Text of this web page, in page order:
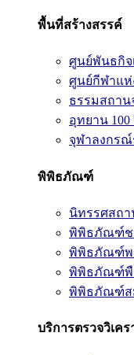
พื้นที่สร้างสรรค์
ศูนย์พันธกิจ
ศูนย์กีฬาแ
ธรรมสถา
อุทยาน 100
จุฬาลงกร
พิพิธภัณฑ์
นิทรรศสถา
พิพิธภัณฑ์ช
พิพิธภัณฑ์พ
พิพิธภัณฑ์พื
พิพิธภัณฑ์ส
บริการตรวจวิเค